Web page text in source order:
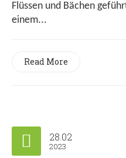
Flüssen und Bächen
einem...
Read More
28.02
2023